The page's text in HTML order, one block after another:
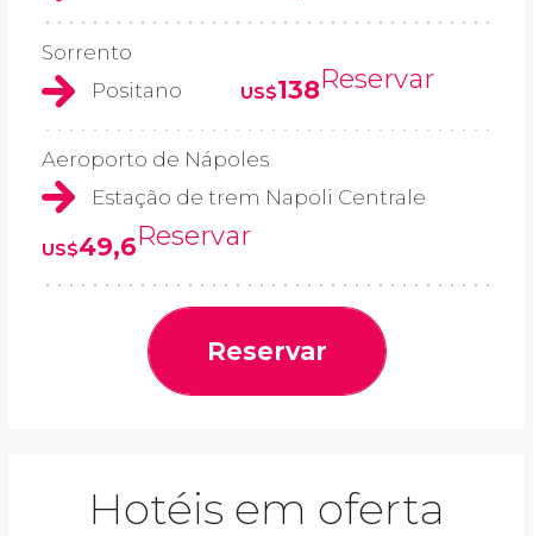
Sorrento
Positano
US$138Reservar
Aeroporto de Nápoles
Estação de trem Napoli Centrale
US$49,6Reservar
Reservar
Hotéis em oferta